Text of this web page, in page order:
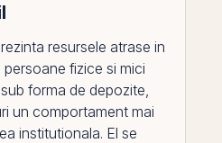
resursele atrase in
fizice si mici
forma de depozite,
un comportament mai
institutionala. El se